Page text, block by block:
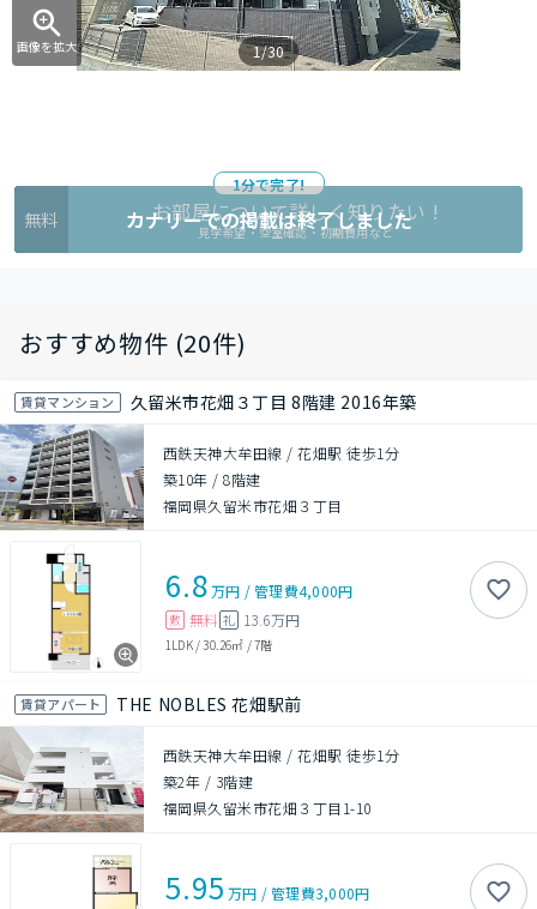
画像を拡大 1/30
1分で完了!
無料 お部屋について詳しく知りたい !
見学希望・空室確認・初期費用など
カナリーでの掲載は終了しました
おすすめ物件 (20件)
賃貸マンション 久留米市花畑３丁目 8階建 2016年築
西鉄天神大牟田線 / 花畑駅 徒歩1分
築10年 /8階建
福岡県久留米市花畑３丁目
6.8万円 /管理費4,000円
敷 無料 礼 13.6万円
1LDK/30.26㎡ /7階
賃貸アパート THE NOBLES 花畑駅前
西鉄天神大牟田線 / 花畑駅 徒歩1分
築2年 / 3階建
福岡県久留米市花畑３丁目1-10
5.95 万円 /管理費3,000円